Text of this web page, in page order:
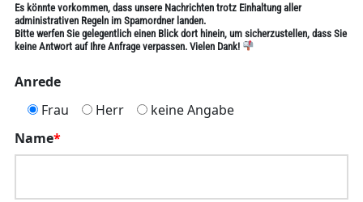
Es könnte vorkommen, dass unsere Nachrichten trotz Einhaltung aller
administrativen Regeln im Spamordner landen.
Bitte werfen Sie gelegentlich einen Blick dort hinein, um sicherzustellen, dass Sie
keine Antwort auf Ihre Anfrage verpassen. Vielen Dank!
Anrede
Frau
Herr
keine Angabe
Name*